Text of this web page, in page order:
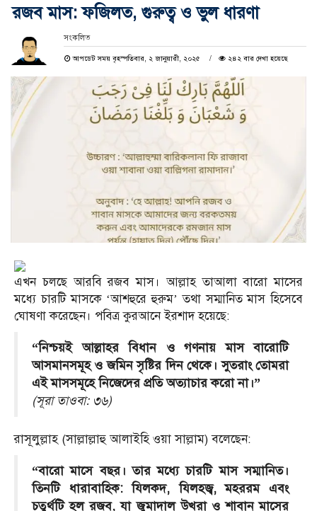
রজব মাস: ফজিলত, গুরুত্ব ও ভুল ধারণা
সংকলিত
আপডেট সময় বৃহস্পতিবার, ২ জানুয়ারী, ২০২৫ ২৪২ বার দেখা হয়েছে
এখন চলছে আরবি রজব মাস। আল্লাহ তাআলা বারো মাসের
মধ্যে চারটি মাসকে ‘আশহুরে হুরুম’ তথা সম্মানিত মাস হিসেবে
ঘোষণা করেছেন। পবিত্র কুরআনে ইরশাদ হয়েছে:
“নিশ্চয়ই আল্লাহর বিধান ও গণনায় মাস বারোটি
আসমানসমূহ ও জমিন সৃষ্টির দিন থেকে। সুতরাং তোমরা
এই মাসসমূহে নিজেদের প্রতি অত্যাচার করো না।”
(সূরা তাওবা: ৩৬)
রাসূলুল্লাহ (সাল্লাল্লাহু আলাইহি ওয়া সাল্লাম) বলেছেন:
“বারো মাসে বছর। তার মধ্যে চারটি মাস সম্মানিত।
তিনটি ধারাবাহিক: যিলকদ, যিলহজ্ব, মহররম এবং
চতুর্থটি হল রজব, যা জুমাদাল উখরা ও শাবান মাসের